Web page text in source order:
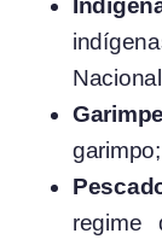
garimpo;
regime